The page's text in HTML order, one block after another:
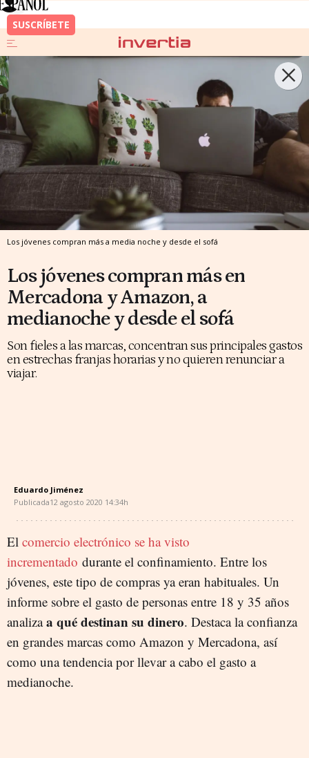
Los jóvenes compran más a media noche y desde el sofá
Los jóvenes compran más en
Mercadona y Amazon, a
medianoche y desde el sofá
Son fieles a las marcas, concentran sus principales gastos
en estrechas franjas horarias y no quieren renunciar a
viajar.
Eduardo Jiménez
Publicada12 agosto 2020 14:34h
El comercio electrónico se ha visto
incrementado durante el confinamiento. Entre los
jóvenes, este tipo de compras ya eran habituales. Un
informe sobre el gasto de personas entre 18 y 35 años
analizaa qué destinan su dinero. Destaca la confianza
en grandes marcas como Amazon y Mercadona, así
como una tendencia por llevar a cabo el gasto a
medianoche.